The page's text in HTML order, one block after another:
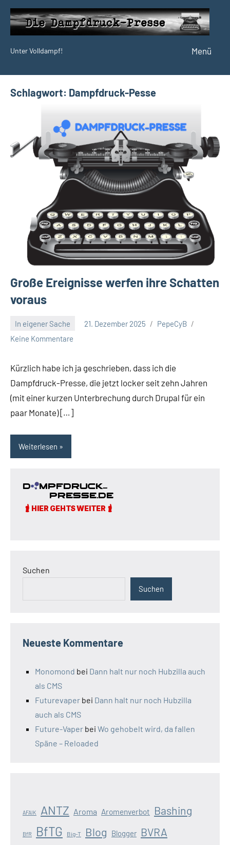
Zum
Inhalt
springen
Dampfdruck-
Presse
Unter Volldampf! Menü
Schlagwort: Dampfdruck-Pesse
Große Ereignisse werfen ihre Schatten
voraus
In eigener Sache 21. Dezember 2025
PepeCyB
Keine Kommentare
Kürzlich habe ich ja geschrieben, dass ich die
Dampfdruck-Presse, die jetzt locker seit zehn Jahren
(mit einer kurzen Unterbrechung durch Drupal für ein
paar Monate) […]
Weiterlesen
Suchen
Suchen
Neueste Kommentare
Monomond bei Dann halt nur noch Hubzilla auch
als CMS
Futurevaper bei Dann halt nur noch Hubzilla
auch als CMS
Future-Vaper bei Wo gehobelt wird, da fallen
Späne – Reloaded
AFAIK ANTZ Aroma Aromenverbot Bashing
BfR BfTG Big-T Blog Blogger BVRA